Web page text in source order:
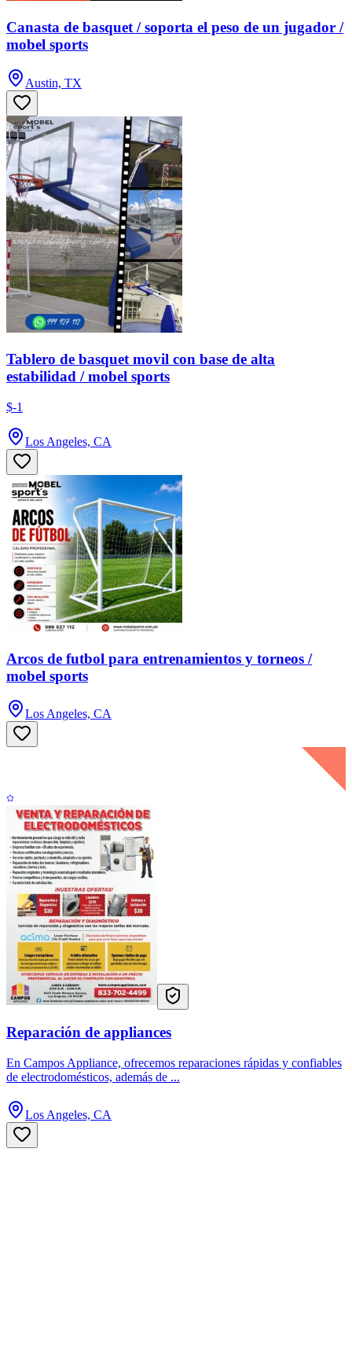
Canasta de basquet / soporta el peso de un jugador /
mobel sports
Austin, TX
Tablero de basquet movil con base de alta
estabilidad / mobel sports
$-1
Los Angeles, CA
Arcos de futbol para entrenamientos y torneos /
mobel sports
Los Angeles, CA
Reparación de appliances
En Campos Appliance, ofrecemos reparaciones rápidas y confiables
de electrodomésticos, además de ...
Los Angeles, CA